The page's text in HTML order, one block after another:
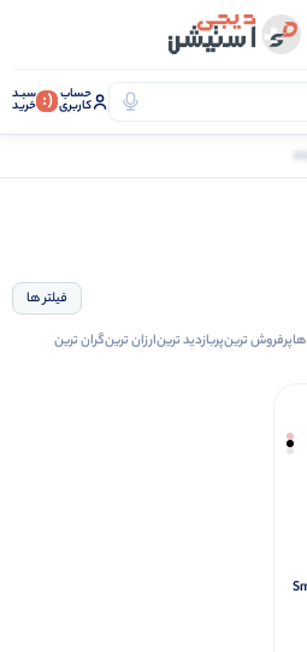
حساب
کاربری (: سبـد
خرید
فیلتر ها
هاپرفروش ترینپربازدید ترینارزان ترینگران ترین